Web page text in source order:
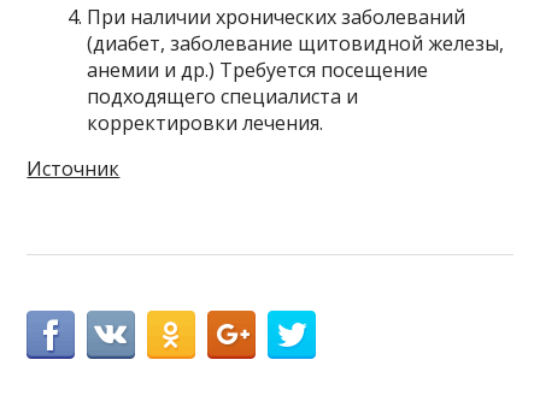
При наличии хронических заболеваний
(диабет, заболевание щитовидной железы,
анемии и др.) Требуется посещение
подходящего специалиста и
корректировки лечения.
Источник